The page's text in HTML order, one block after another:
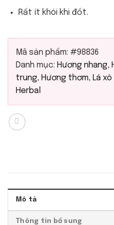
Rất ít khói khi đốt.
Mã sản phẩm: #98836
Danh mục: Hương nhang,
trung, Hương thơm, Lá
Herbal
Mô tả
Thông tin bổ sung